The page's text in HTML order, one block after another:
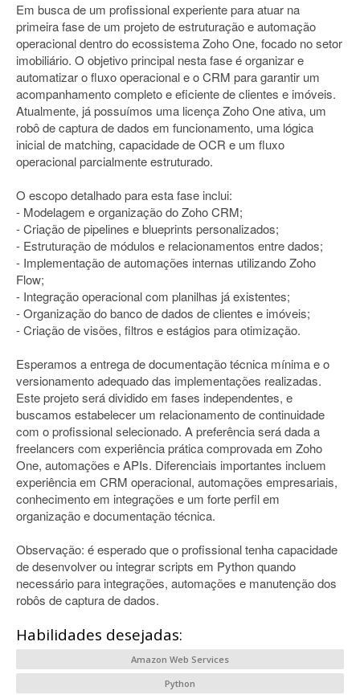
Em busca de um profissional experiente para atuar na
primeira fase de um projeto de estruturação e automação
operacional dentro do ecossistema Zoho One, focado no setor
imobiliário. O objetivo principal nesta fase é organizar e
automatizar o fluxo operacional e o CRM para garantir um
acompanhamento completo e eficiente de clientes e imóveis.
Atualmente, já possuímos uma licença Zoho One ativa, um
robô de captura de dados em funcionamento, uma lógica
inicial de matching, capacidade de OCR e um fluxo
operacional parcialmente estruturado.
O escopo detalhado para esta fase inclui:
- Modelagem e organização do Zoho CRM;
- Criação de pipelines e blueprints personalizados;
- Estruturação de módulos e relacionamentos entre dados;
- Implementação de automações internas utilizando Zoho
Flow;
- Integração operacional com planilhas já existentes;
- Organização do banco de dados de clientes e imóveis;
- Criação de visões, filtros e estágios para otimização.
Esperamos a entrega de documentação técnica mínima e o
versionamento adequado das implementações realizadas.
Este projeto será dividido em fases independentes, e
buscamos estabelecer um relacionamento de continuidade
com o profissional selecionado. A preferência será dada a
freelancers com experiência prática comprovada em Zoho
One, automações e APIs. Diferenciais importantes incluem
experiência em CRM operacional, automações empresariais,
conhecimento em integrações e um forte perfil em
organização e documentação técnica.
Observação: é esperado que o profissional tenha capacidade
de desenvolver ou integrar scripts em Python quando
necessário para integrações, automações e manutenção dos
robôs de captura de dados.
Habilidades desejadas:
Amazon Web Services
Python